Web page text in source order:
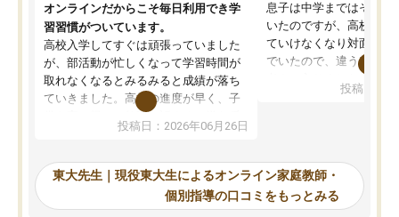
オンラインだからこそ毎日利用でき学
習習慣がついています。
高校入学してすぐは頑張っていました
が、部活動が忙しくなって学習時間が
取れなくなるとみるみると成績が落ち
ていきました。高校の進度が早く、子
供も家に帰って勉強の話すると嫌な反
応を示します。東大先生にお願いして
れるので、親としても安心です。毎日
使える自習室とかもあり、わからない
ところがあれば先生が回答してくれる
投稿日：2026年06月26日
息子は中学まではそこそ
いたのですが、高校に入
ていけなくなり対面の塾
でいたので、違うアプロ
で、当初は模試でD判定
自習室が毎日使えていつ
るのが心強かったよう
謝です。
投稿日：
東大先生｜現役東大生によるオンライン家庭教師・
個別指導の口コミをもっとみる